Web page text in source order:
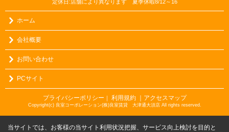
定休日:店舗により異なります 夏季休暇8/12～16
ホーム
会社概要
お問い合わせ
PCサイト
プライバシーポリシー 利用規約 ｜アクセスマップ
Copyright(c) 良室コーポレーション(株)良室賃貸 大津通大須店 All rights reserved.
当サイトでは、お客様の当サイト利用状況把握、サービス向上検討を目的と